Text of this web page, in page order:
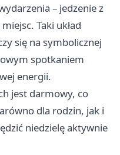
– jedzenie z
Taki układ
się na symbolicznej
spotkaniem
energii.
jest darmowy, co
dla rodzin, jak i
niedzielę aktywnie